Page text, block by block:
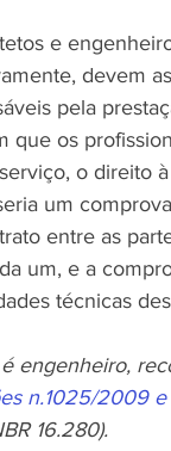
e
devem
pela
que os
o direito
um
entre as
um, e a
técnicas
engenheiro,
n.1025/2009 e
16.280).